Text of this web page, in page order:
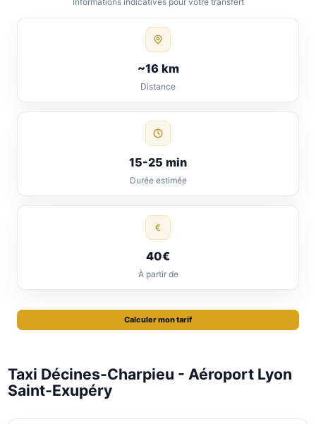
~16 km
Distance
15-25 min
Durée estimée
€
40€
À partir de
Calculer mon tarif
Taxi Décines-Charpieu - Aéroport Lyon
Saint-Exupéry